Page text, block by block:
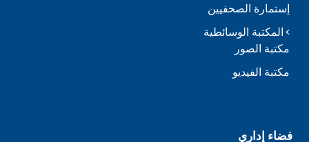
إستمارة الصحفيين
المكتبة الوسائطية
مكتبة الصور
مكتبة الفيديو
فضاء إداري